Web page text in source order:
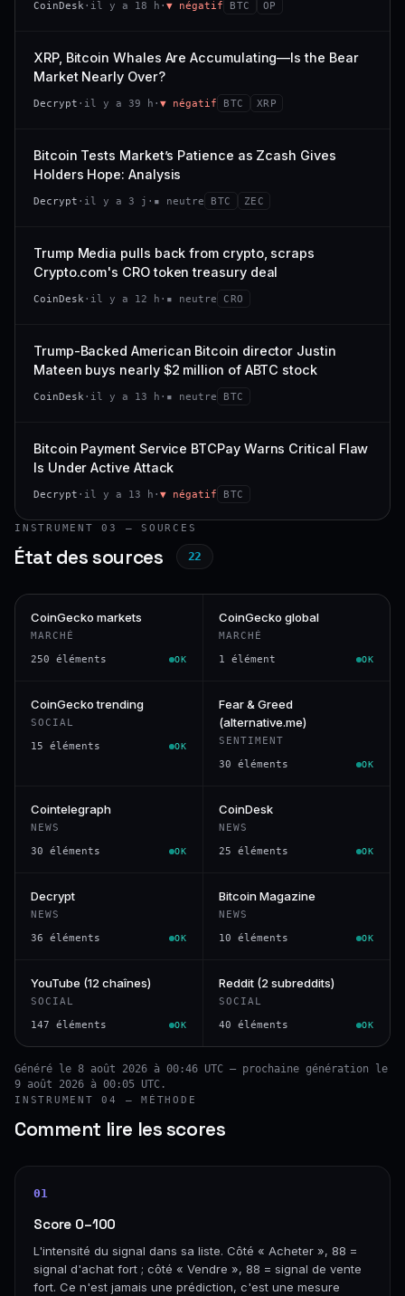
−0,1 % +0,1 %
−0,1 % #29
CONFIANCE
477 M$ 1 464 $
+0,6 % −3,6 %
−94,7 % #102
CONFIANCE
CoinDesk · il y a 18 h · ▼ négatif BTC OP
XRP, Bitcoin Whales Are Accumulating—Is the Bear
Market Nearly Over?
Decrypt · il y a 39 h · ▼ négatif BTC XRP
Bitcoin Tests Market’s Patience as Zcash Gives
Holders Hope: Analysis
Decrypt · il y a 3 j · ▪ neutre BTC ZEC
Trump Media pulls back from crypto, scraps
Crypto.com's CRO token treasury deal
CoinDesk · il y a 12 h · ▪ neutre CRO
Trump-Backed American Bitcoin director Justin
Mateen buys nearly $2 million of ABTC stock
CoinDesk · il y a 13 h · ▪ neutre BTC
Bitcoin Payment Service BTCPay Warns Critical Flaw
Is Under Active Attack
Decrypt · il y a 13 h · ▼ négatif BTC
INSTRUMENT 03 — SOURCES
État des sources 22
CoinGecko markets
MARCHÉ
250 éléments OK
CoinGecko global
MARCHÉ
1 élément OK
CoinGecko trending
SOCIAL
15 éléments OK
Fear & Greed
(alternative.me)
SENTIMENT
30 éléments OK
Cointelegraph
NEWS
30 éléments OK
CoinDesk
NEWS
25 éléments OK
Decrypt
NEWS
36 éléments OK
Bitcoin Magazine
NEWS
10 éléments OK
YouTube (12 chaînes)
SOCIAL
147 éléments OK
Reddit (2 subreddits)
SOCIAL
40 éléments OK
Généré le 8 août 2026 à 00:46 UTC — prochaine génération le
9 août 2026 à 00:05 UTC.
INSTRUMENT 04 — MÉTHODE
Comment lire les scores
01
Score 0–100
L'intensité du signal dans sa liste. Côté « Acheter », 88 =
signal d'achat fort ; côté « Vendre », 88 = signal de vente
fort. Ce n'est jamais une prédiction, c'est une mesure